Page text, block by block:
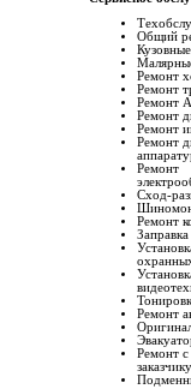
Общий
Ремонт
Ремонт
Ремонт
Ремонт
Ремонт
Ремонт
Ремонт
Сход-
Ремонт
Ремонт
Ремонт с
заказчику